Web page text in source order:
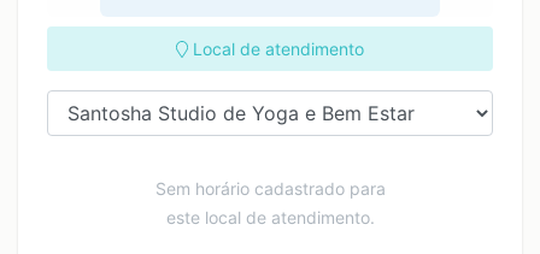
Local de atendimento
Sem horário cadastrado para
este local de atendimento.